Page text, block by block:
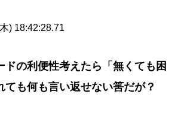
) 18:42:28.71
ドの利便性考えたら「無くても困
ても何も言い返せない筈だが？